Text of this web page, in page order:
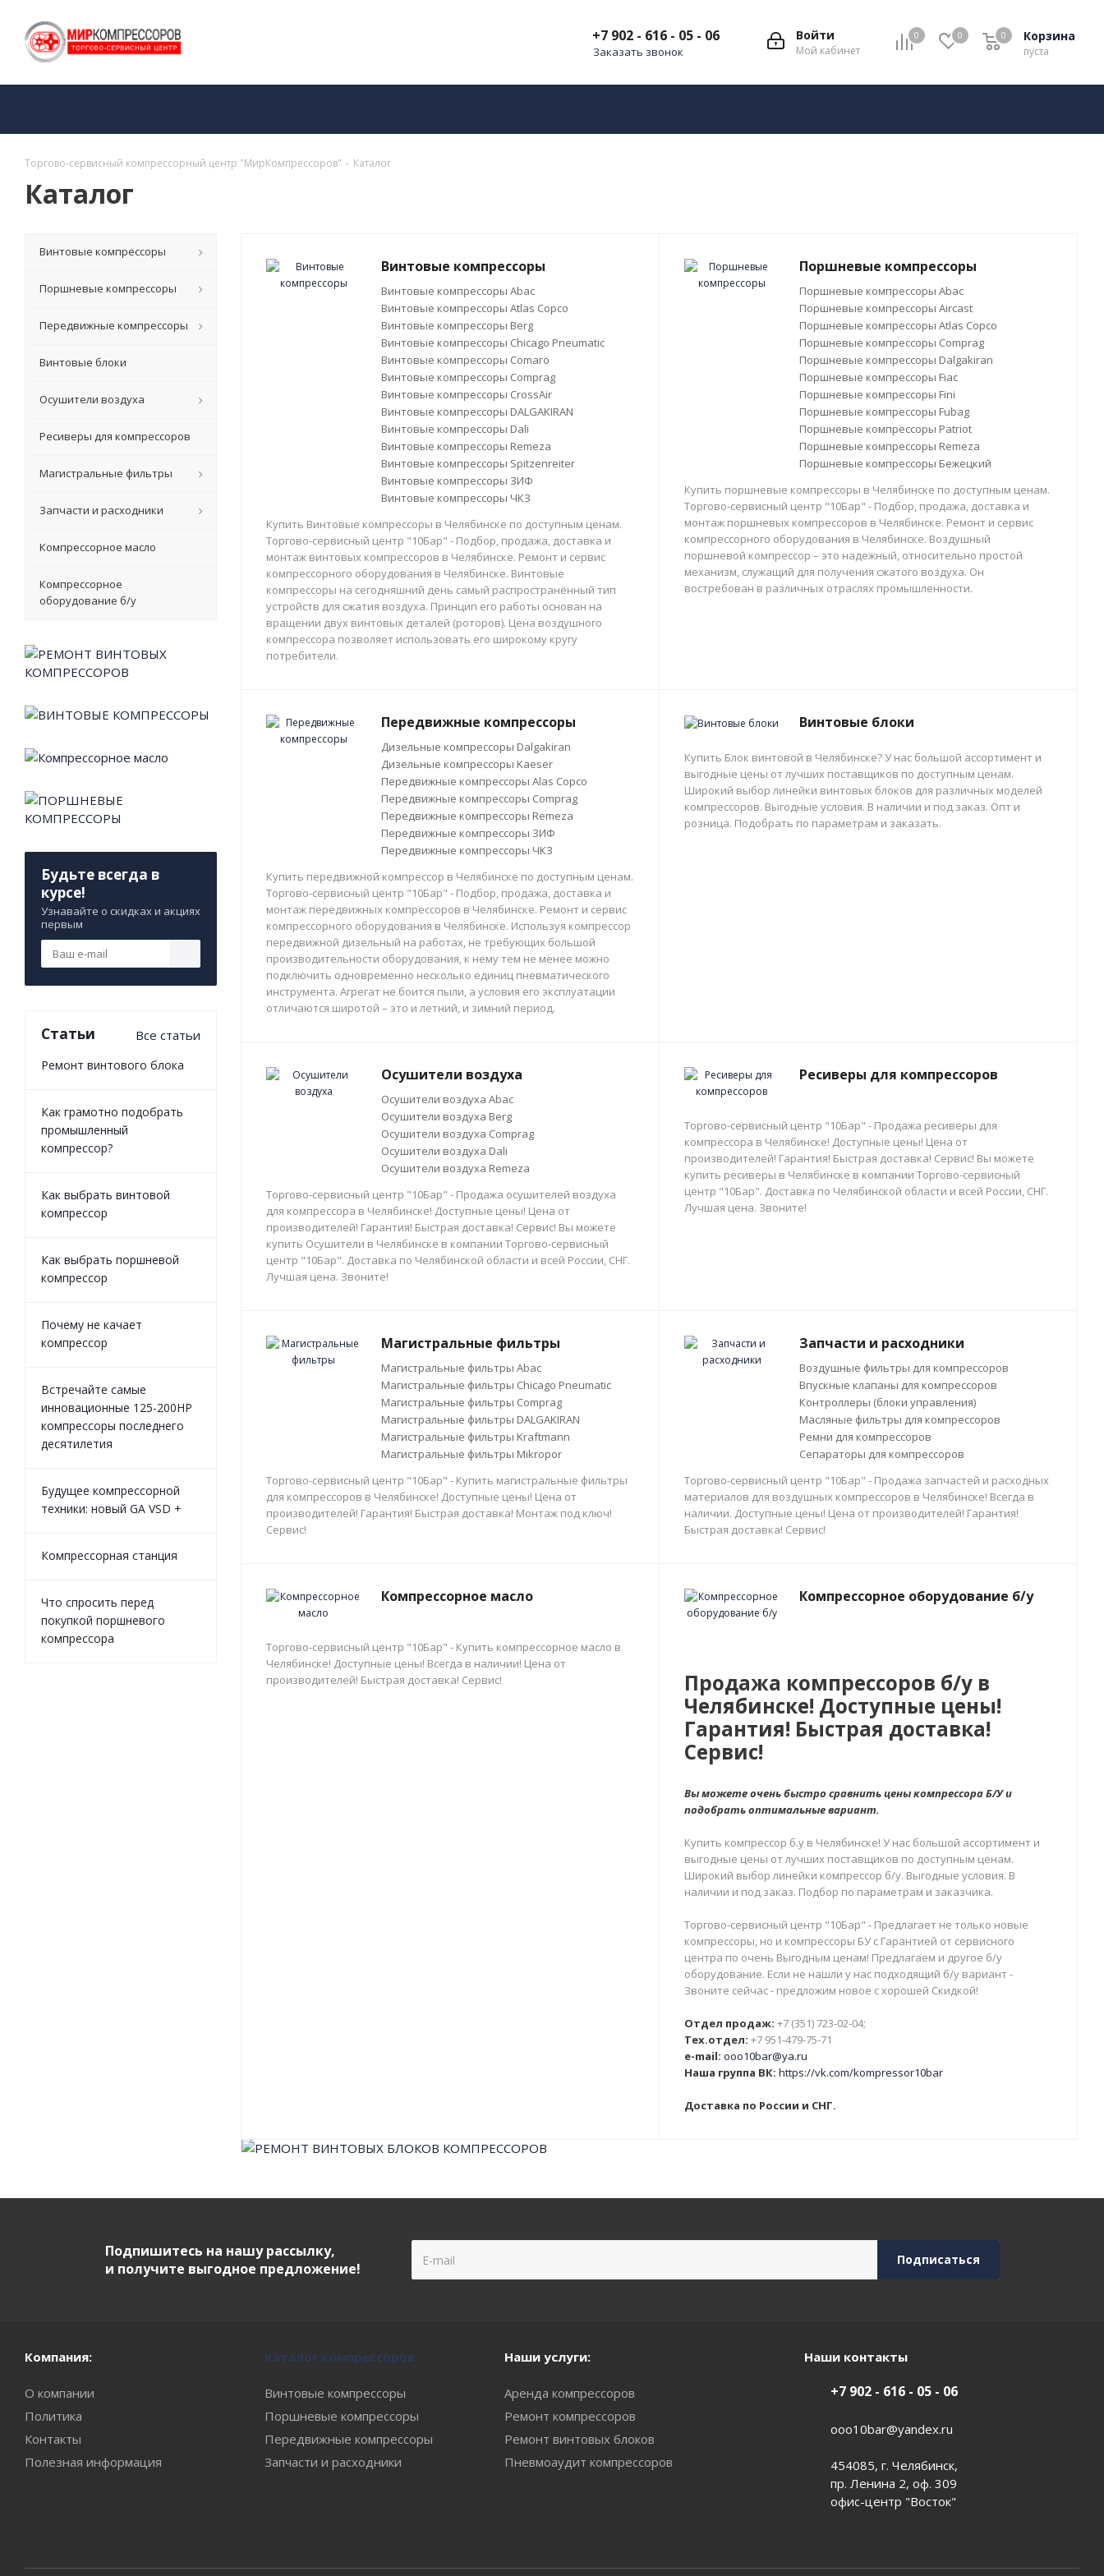
0 0 Корзина
пуста
0
Войти
Мой кабинет
+7 902 - 616 - 05 - 06
Заказать звонок
Торгово-сервисный компрессорный центр "МирКомпрессоров" - Каталог
Каталог
Винтовые компрессоры
Винтовые компрессоры Abac
Винтовые компрессоры Atlas Copco
Винтовые компрессоры Berg
Винтовые компрессоры Chicago Pneumatic
Винтовые компрессоры Comaro
Винтовые компрессоры Comprag
Винтовые компрессоры CrossAir
Винтовые компрессоры DALGAKIRAN
Винтовые компрессоры Dali
Винтовые компрессоры Remeza
Винтовые компрессоры Spitzenreiter
Винтовые компрессоры ЗИФ
Винтовые компрессоры ЧКЗ
Купить Винтовые компрессоры в Челябинске по доступным ценам.
Торгово-сервисный центр "10Бар" - Подбор, продажа, доставка и
монтаж винтовых компрессоров в Челябинске. Ремонт и сервис
компрессорного оборудования в Челябинске. Винтовые
компрессоры на сегодняшний день самый распространённый тип
устройств для сжатия воздуха. Принцип его работы основан на
вращении двух винтовых деталей (роторов). Цена воздушного
компрессора позволяет использовать его широкому кругу
потребители.
Поршневые компрессоры
Поршневые компрессоры Abac
Поршневые компрессоры Aircast
Поршневые компрессоры Atlas Copco
Поршневые компрессоры Comprag
Поршневые компрессоры Dalgakiran
Поршневые компрессоры Fiac
Поршневые компрессоры Fini
Поршневые компрессоры Fubag
Поршневые компрессоры Patriot
Поршневые компрессоры Remeza
Поршневые компрессоры Бежецкий
Купить поршневые компрессоры в Челябинске по доступным ценам.
Торгово-сервисный центр "10Бар" - Подбор, продажа, доставка и
монтаж поршневых компрессоров в Челябинске. Ремонт и сервис
компрессорного оборудования в Челябинске. Воздушный
поршневой компрессор – это надежный, относительно простой
механизм, служащий для получения сжатого воздуха. Он
востребован в различных отраслях промышленности.
Передвижные компрессоры
Дизельные компрессоры Dalgakiran
Дизельные компрессоры Kaeser
Передвижные компрессоры Alas Copco
Передвижные компрессоры Comprag
Передвижные компрессоры Remeza
Передвижные компрессоры ЗИФ
Передвижные компрессоры ЧКЗ
Купить передвижной компрессор в Челябинске по доступным ценам.
Торгово-сервисный центр "10Бар" - Подбор, продажа, доставка и
монтаж передвижных компрессоров в Челябинске. Ремонт и сервис
компрессорного оборудования в Челябинске. Используя компрессор
передвижной дизельный на работах, не требующих большой
производительности оборудования, к нему тем не менее можно
подключить одновременно несколько единиц пневматического
инструмента. Агрегат не боится пыли, а условия его эксплуатации
отличаются широтой – это и летний, и зимний период.
Винтовые блоки
Купить Блок винтовой в Челябинске? У нас большой ассортимент и
выгодные цены от лучших поставщиков по доступным ценам.
Широкий выбор линейки винтовых блоков для различных моделей
компрессоров. Выгодные условия. В наличии и под заказ. Опт и
розница. Подобрать по параметрам и заказать.
Осушители воздуха
Осушители воздуха Abac
Осушители воздуха Berg
Осушители воздуха Comprag
Осушители воздуха Dali
Осушители воздуха Remeza
Торгово-сервисный центр "10Бар" - Продажа осушителей воздуха
для компрессора в Челябинске! Доступные цены! Цена от
производителей! Гарантия! Быстрая доставка! Сервис! Вы можете
купить Осушители в Челябинске в компании Торгово-сервисный
центр "10Бар". Доставка по Челябинской области и всей России, СНГ.
Лучшая цена. Звоните!
Ресиверы для компрессоров
Торгово-сервисный центр "10Бар" - Продажа ресиверы для
компрессора в Челябинске! Доступные цены! Цена от
производителей! Гарантия! Быстрая доставка! Сервис! Вы можете
купить ресиверы в Челябинске в компании Торгово-сервисный
центр "10Бар". Доставка по Челябинской области и всей России, СНГ.
Лучшая цена. Звоните!
Магистральные фильтры
Магистральные фильтры Abac
Магистральные фильтры Chicago Pneumatic
Магистральные фильтры Comprag
Магистральные фильтры DALGAKIRAN
Магистральные фильтры Kraftmann
Магистральные фильтры Mikropor
Торгово-сервисный центр "10Бар" - Купить магистральные фильтры
для компрессоров в Челябинске! Доступные цены! Цена от
производителей! Гарантия! Быстрая доставка! Монтаж под ключ!
Сервис!
Запчасти и расходники
Воздушные фильтры для компрессоров
Впускные клапаны для компрессоров
Контроллеры (блоки управления)
Масляные фильтры для компрессоров
Ремни для компрессоров
Сепараторы для компрессоров
Торгово-сервисный центр "10Бар" - Продажа запчастей и расходных
материалов для воздушных компрессоров в Челябинске! Всегда в
наличии. Доступные цены! Цена от производителей! Гарантия!
Быстрая доставка! Сервис!
Компрессорное масло
Торгово-сервисный центр "10Бар" - Купить компрессорное масло в
Челябинске! Доступные цены! Всегда в наличии! Цена от
производителей! Быстрая доставка! Сервис!
Компрессорное оборудование б/у
Продажа компрессоров б/у в
Челябинске! Доступные цены!
Гарантия! Быстрая доставка!
Сервис!
Вы можете очень быстро сравнить цены компрессора Б/У и
подобрать оптимальные вариант.
Купить компрессор б.у в Челябинске! У нас большой ассортимент и
выгодные цены от лучших поставщиков по доступным ценам.
Широкий выбор линейки компрессор б/у. Выгодные условия. В
наличии и под заказ. Подбор по параметрам и заказчика.
Торгово-сервисный центр "10Бар" - Предлагает не только новые
компрессоры, но и компрессоры БУ с Гарантией от сервисного
центра по очень Выгодным ценам! Предлагаем и другое б/у
оборудование. Если не нашли у нас подходящий б/у вариант -
Звоните сейчас - предложим новое с хорошей Скидкой!
Отдел продаж: +7 (351) 723-02-04;
Тех.отдел: +7 951-479-75-71
e-mail: ooo10bar@ya.ru
Наша группа ВК: https://vk.com/kompressor10bar
Доставка по России и СНГ.
Винтовые компрессоры
Поршневые компрессоры
Передвижные компрессоры
Винтовые блоки
Осушители воздуха
Ресиверы для компрессоров
Магистральные фильтры
Запчасти и расходники
Компрессорное масло
Компрессорное
оборудование б/у
Будьте всегда в
курсе!
Узнавайте о скидках и акциях
первым
Статьи Все статьи
Ремонт винтового блока
Как грамотно подобрать
промышленный
компрессор?
Как выбрать винтовой
компрессор
Как выбрать поршневой
компрессор
Почему не качает
компрессор
Встречайте самые
инновационные 125-200HP
компрессоры последнего
десятилетия
Будущее компрессорной
техники: новый GA VSD +
Компрессорная станция
Что спросить перед
покупкой поршневого
компрессора
Подпишитесь на нашу рассылку,
и получите выгодное предложение!
Компания:
О компании
Политика
Контакты
Полезная информация
Каталог компрессоров
Винтовые компрессоры
Поршневые компрессоры
Передвижные компрессоры
Запчасти и расходники
Наши услуги:
Аренда компрессоров
Ремонт компрессоров
Ремонт винтовых блоков
Пневмоаудит компрессоров
Наши контакты
+7 902 - 616 - 05 - 06
ooo10bar@yandex.ru
454085, г. Челябинск,
пр. Ленина 2, оф. 309
офис-центр "Восток"